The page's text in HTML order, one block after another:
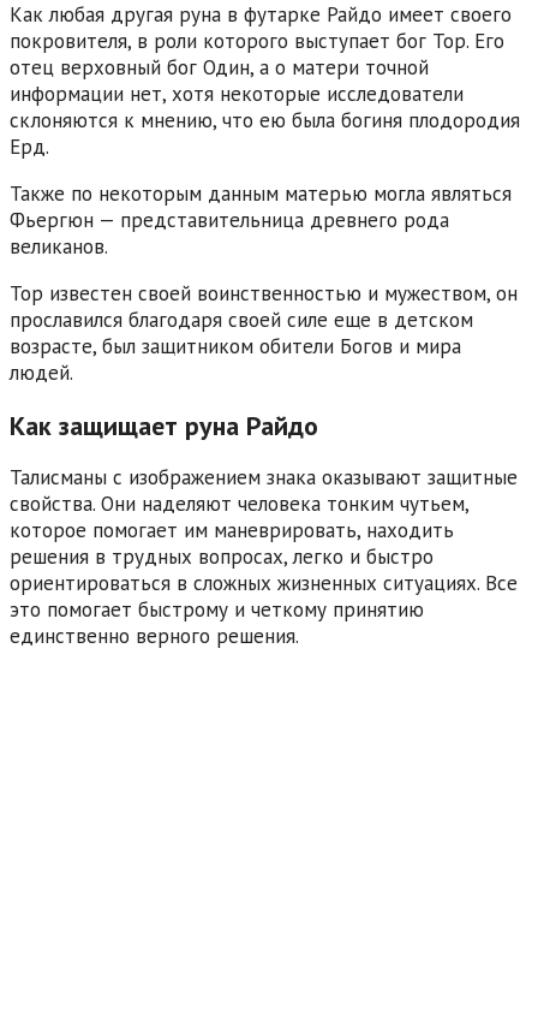
Как любая другая руна в футарке Райдо имеет своего
покровителя, в роли которого выступает бог Тор. Его
отец верховный бог Один, а о матери точной
информации нет, хотя некоторые исследователи
склоняются к мнению, что ею была богиня плодородия
Ерд.
Также по некоторым данным матерью могла являться
Фьергюн — представительница древнего рода
великанов.
Тор известен своей воинственностью и мужеством, он
прославился благодаря своей силе еще в детском
возрасте, был защитником обители Богов и мира
людей.
Как защищает руна Райдо
Талисманы с изображением знака оказывают защитные
свойства. Они наделяют человека тонким чутьем,
которое помогает им маневрировать, находить
решения в трудных вопросах, легко и быстро
ориентироваться в сложных жизненных ситуациях. Все
это помогает быстрому и четкому принятию
единственно верного решения.